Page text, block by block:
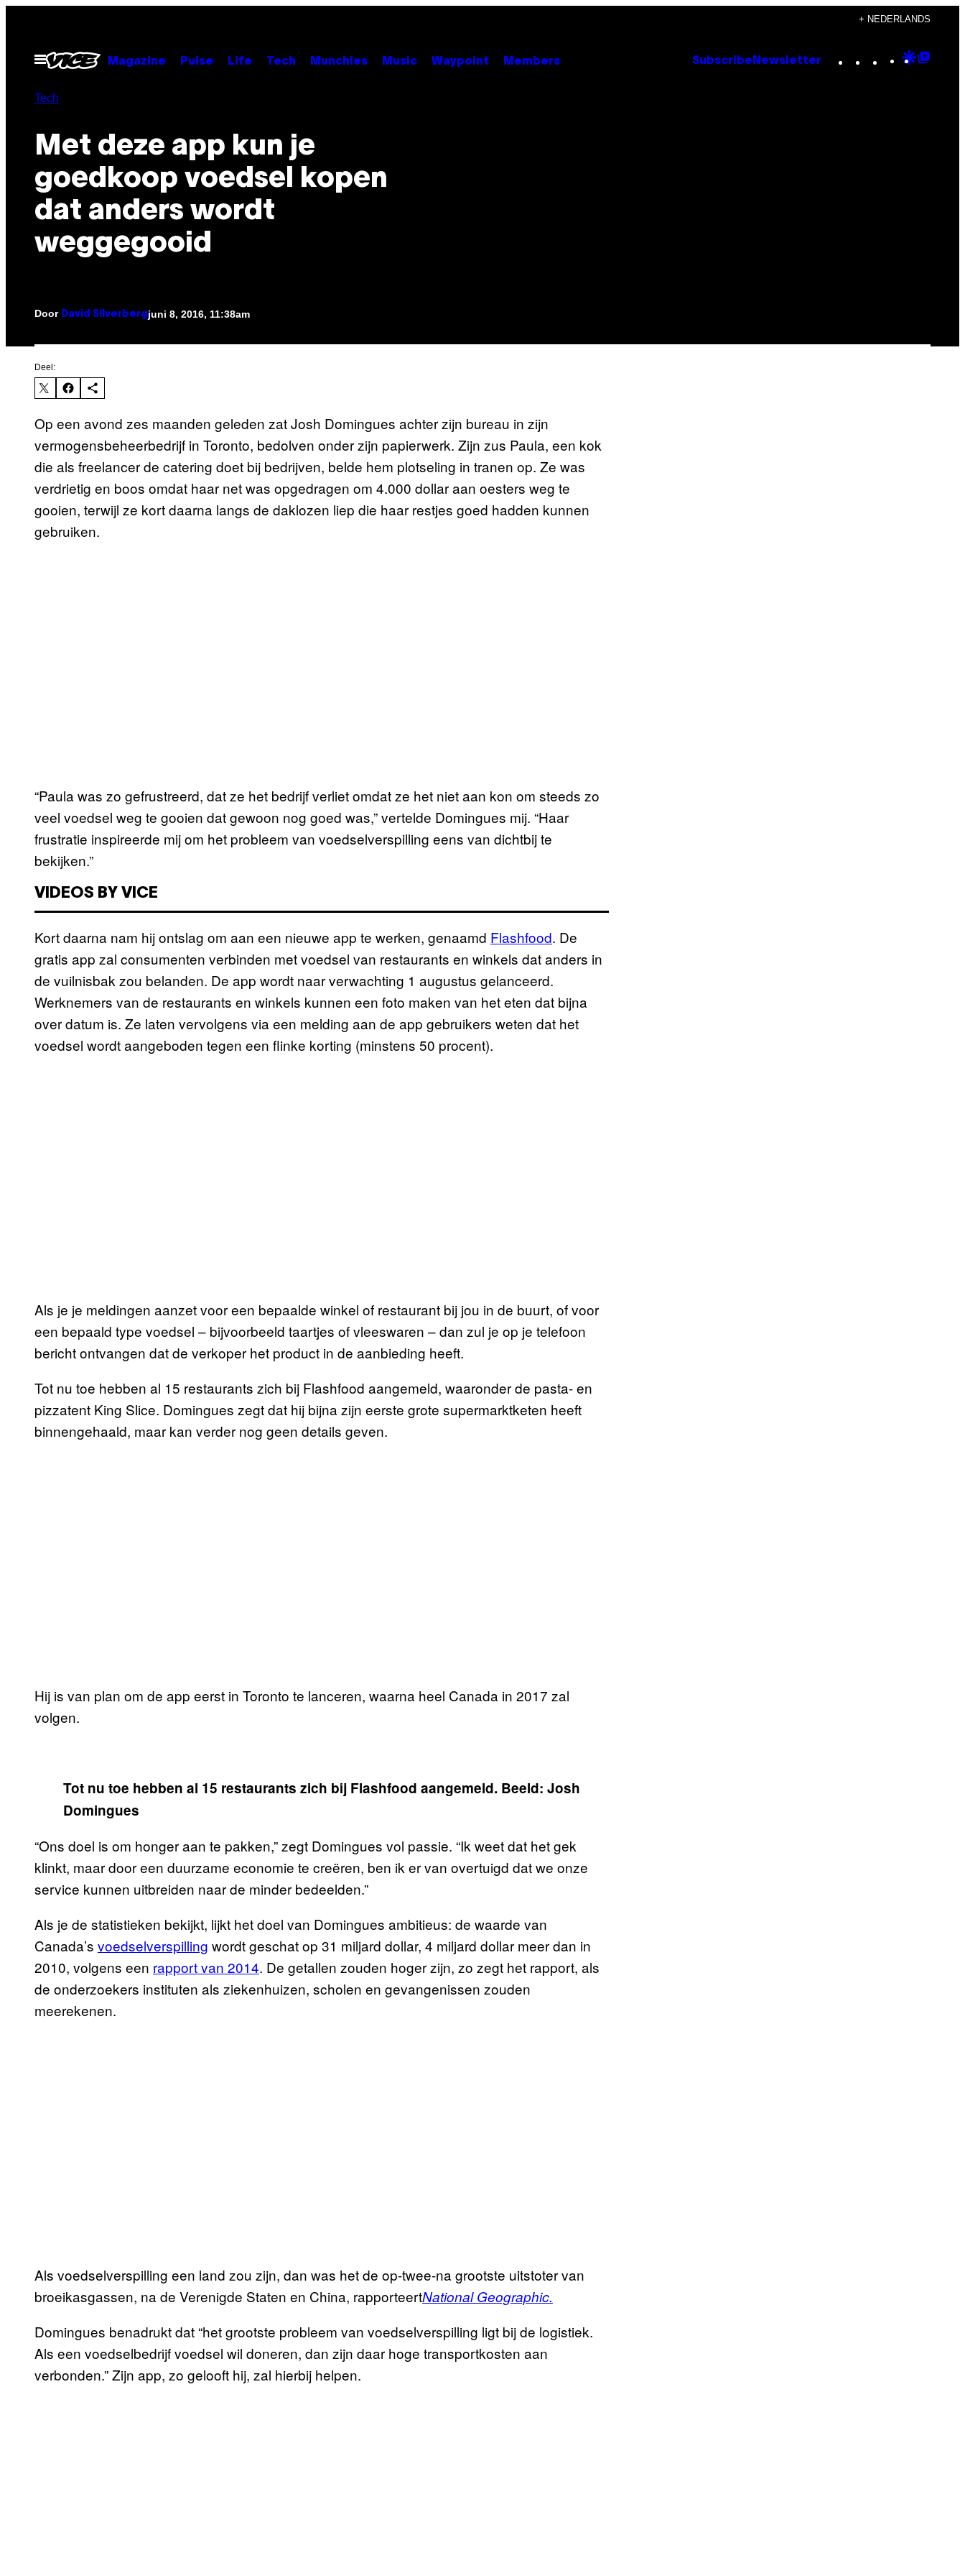
+ NEDERLANDS
Open
menu
Magazine Pulse Life Tech Munchies Music Waypoint Members Subscribe Newsletter Instagram
TikTok
YouTube
Google
Tech
Met deze app kun je
goedkoop voedsel kopen
dat anders wordt
weggegooid
Door David Silverberg juni 8, 2016, 11:38am
Deel:
Op een avond zes maanden geleden zat Josh Domingues achter zijn bureau in zijn
vermogensbeheerbedrijf in Toronto, bedolven onder zijn papierwerk. Zijn zus Paula, een kok
die als freelancer de catering doet bij bedrijven, belde hem plotseling in tranen op. Ze was
verdrietig en boos omdat haar net was opgedragen om 4.000 dollar aan oesters weg te
gooien, terwijl ze kort daarna langs de daklozen liep die haar restjes goed hadden kunnen
gebruiken.
“Paula was zo gefrustreerd, dat ze het bedrijf verliet omdat ze het niet aan kon om steeds zo
veel voedsel weg te gooien dat gewoon nog goed was,” vertelde Domingues mij. “Haar
frustratie inspireerde mij om het probleem van voedselverspilling eens van dichtbij te
bekijken.”
VIDEOS BY VICE
Kort daarna nam hij ontslag om aan een nieuwe app te werken, genaamd Flashfood. De
gratis app zal consumenten verbinden met voedsel van restaurants en winkels dat anders in
de vuilnisbak zou belanden. De app wordt naar verwachting 1 augustus gelanceerd.
Werknemers van de restaurants en winkels kunnen een foto maken van het eten dat bijna
over datum is. Ze laten vervolgens via een melding aan de app gebruikers weten dat het
voedsel wordt aangeboden tegen een flinke korting (minstens 50 procent).
Als je je meldingen aanzet voor een bepaalde winkel of restaurant bij jou in de buurt, of voor
een bepaald type voedsel – bijvoorbeeld taartjes of vleeswaren – dan zul je op je telefoon
bericht ontvangen dat de verkoper het product in de aanbieding heeft.
Tot nu toe hebben al 15 restaurants zich bij Flashfood aangemeld, waaronder de pasta- en
pizzatent King Slice. Domingues zegt dat hij bijna zijn eerste grote supermarktketen heeft
binnengehaald, maar kan verder nog geen details geven.
Hij is van plan om de app eerst in Toronto te lanceren, waarna heel Canada in 2017 zal
volgen.
Tot nu toe hebben al 15 restaurants zich bij Flashfood aangemeld. Beeld: Josh
Domingues
“Ons doel is om honger aan te pakken,” zegt Domingues vol passie. “Ik weet dat het gek
klinkt, maar door een duurzame economie te creëren, ben ik er van overtuigd dat we onze
service kunnen uitbreiden naar de minder bedeelden.”
Als je de statistieken bekijkt, lijkt het doel van Domingues ambitieus: de waarde van
Canada’s voedselverspilling wordt geschat op 31 miljard dollar, 4 miljard dollar meer dan in
2010, volgens een rapport van 2014. De getallen zouden hoger zijn, zo zegt het rapport, als
de onderzoekers instituten als ziekenhuizen, scholen en gevangenissen zouden
meerekenen.
Als voedselverspilling een land zou zijn, dan was het de op-twee-na grootste uitstoter van
broeikasgassen, na de Verenigde Staten en China, rapporteertNational Geographic.
Domingues benadrukt dat “het grootste probleem van voedselverspilling ligt bij de logistiek.
Als een voedselbedrijf voedsel wil doneren, dan zijn daar hoge transportkosten aan
verbonden.” Zijn app, zo gelooft hij, zal hierbij helpen.